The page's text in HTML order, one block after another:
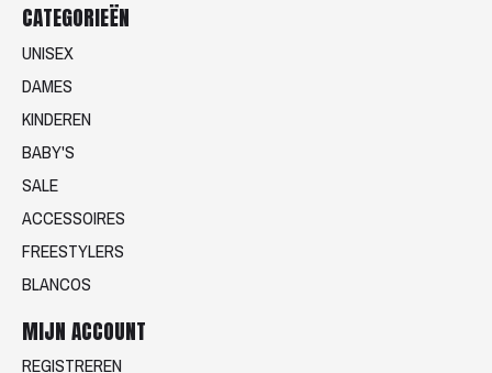
CATEGORIEËN
UNISEX
DAMES
KINDEREN
BABY'S
SALE
ACCESSOIRES
FREESTYLERS
BLANCOS
MIJN ACCOUNT
REGISTREREN